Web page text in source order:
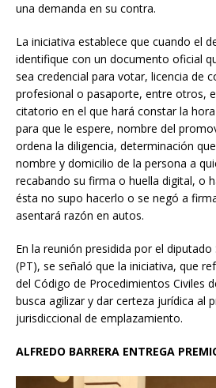
una demanda en su contra.
La iniciativa establece que cuando el
identifique con un documento oficial
sea credencial para votar, licencia de
profesional o pasaporte, entre otros,
citatorio en el que hará constar la
para que le espere, nombre del
ordena la diligencia, determinación
nombre y domicilio de la persona a
recabando su firma o huella digital, o
ésta no supo hacerlo o se negó a
asentará razón en autos.
En la reunión presidida por el diputado
(PT), se señaló que la iniciativa, que
del Código de Procedimientos Civiles
busca agilizar y dar certeza jurídica al
jurisdiccional de emplazamiento.
ALFREDO BARRERA ENTREGA